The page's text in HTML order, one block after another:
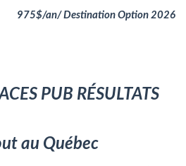
975$/an/Destination Option 2026
PUB RÉSULTATS
au Québec